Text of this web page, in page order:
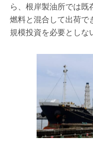
ら、根岸製油所では
燃料と混合して出荷で
規模投資を必要としな